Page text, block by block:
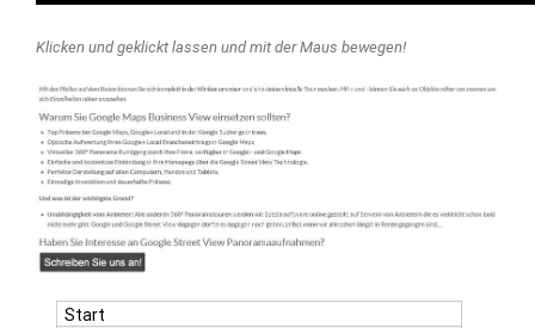
Klicken und geklickt lassen und mit der Maus bewegen!
Start